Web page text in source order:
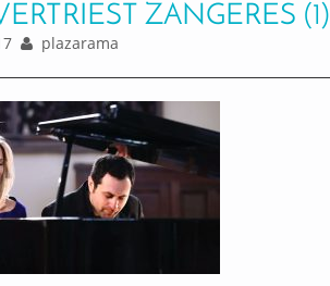
ZANGERES (1)
plazarama